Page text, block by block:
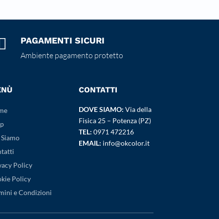
PAGAMENTI SICURI
Ambiente pagamento protetto
Policy
Policy
e Condizioni
CONTATTI
DOVE SIAMO: Via della
Fisica 25 – Potenza (PZ)
TEL: 0971 472216
EMAIL: info@okcolor.it